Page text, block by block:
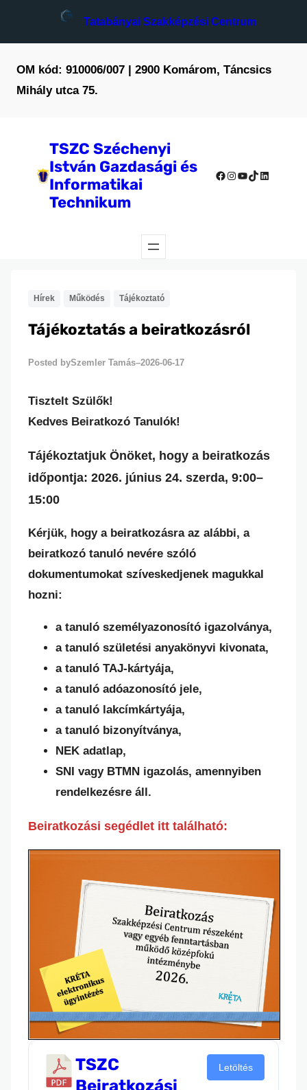
Tatabányai Szakképzési Centrum
OM kód: 910006/007 | 2900 Komárom, Táncsics
Mihály utca 75.
TSZC Széchenyi
István Gazdasági és
Informatikai
Technikum
Facebook
Instagram
YouTube
TikTok
LinkedIn
Hírek Működés Tájékoztató
Tájékoztatás a beiratkozásról
Posted bySzemler Tamás–2026-06-17
Tisztelt Szülők!
Kedves Beiratkozó Tanulók!
Tájékoztatjuk Önöket, hogy a beiratkozás
időpontja: 2026. június 24. szerda, 9:00–
15:00
Kérjük, hogy a beiratkozásra az alábbi, a
beiratkozó tanuló nevére szóló
dokumentumokat szíveskedjenek magukkal
hozni:
a tanuló személyazonosító igazolványa,
a tanuló születési anyakönyvi kivonata,
a tanuló TAJ-kártyája,
a tanuló adóazonosító jele,
a tanuló lakcímkártyája,
a tanuló bizonyítványa,
NEK adatlap,
SNI vagy BTMN igazolás, amennyiben
rendelkezésre áll.
Beiratkozási segédlet itt található:
TSZC
Beiratkozási
Letöltés